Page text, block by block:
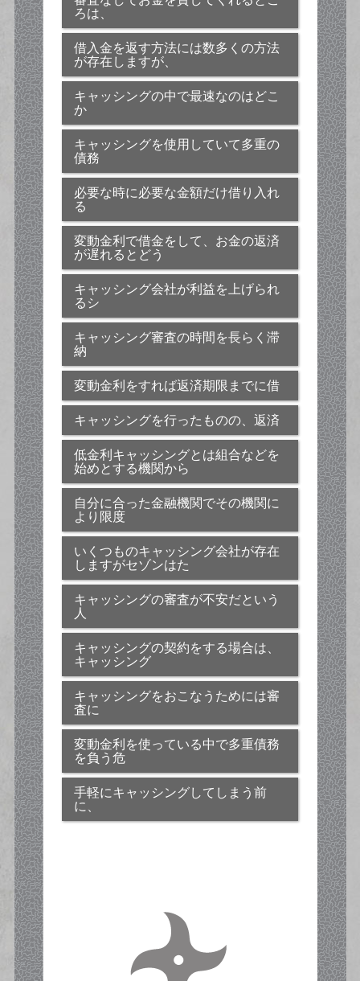
ろは、
借入金を返す方法には数多くの方法
が存在しますが、
キャッシングの中で最速なのはどこ
か
キャッシングを使用していて多重の
債務
必要な時に必要な金額だけ借り入れ
る
変動金利で借金をして、お金の返済
が遅れるとどう
キャッシング会社が利益を上げられ
るシ
キャッシング審査の時間を長らく滞
納
変動金利をすれば返済期限までに借
キャッシングを行ったものの、返済
低金利キャッシングとは組合などを
始めとする機関から
自分に合った金融機関でその機関に
より限度
いくつものキャッシング会社が存在
しますがセゾンはた
キャッシングの審査が不安だという
人
キャッシングの契約をする場合は、
キャッシング
キャッシングをおこなうためには審
査に
変動金利を使っている中で多重債務
を負う危
手軽にキャッシングしてしまう前
に、